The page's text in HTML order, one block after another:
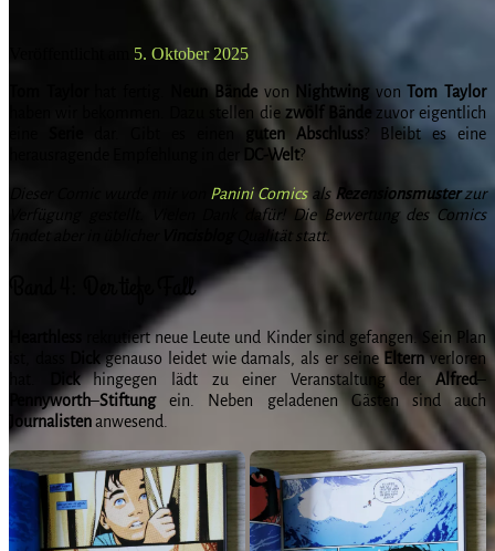
5. Oktober 2025
Bände von Nightwing vonTom Taylor
haben wir bekommen. Dazu stellen die zwölf Bände
zuvor eigentlich
guten Abschluss
? Bleibt es eine
DC-Welt?
Panini Comicsals Rezensionsmusterzur
Verfügung gestellt. Vielen Dank dafür! Die Bewertung des Comics
Qualität statt.
Band 4: Der tiefe Fall
rekrutiert neue Leute und Kinder sind gefangen. Sein Plan
genauso leidet wie damals, als er seine Elternverloren
Dickhingegen lädt zu einer Veranstaltung der Alfred–
Pennyworth–Stiftungein. Neben geladenen Gästen sind auch
Journalistenanwesend.